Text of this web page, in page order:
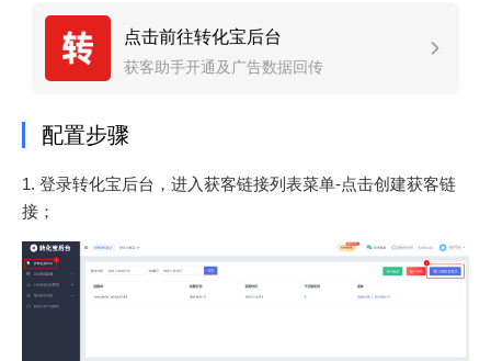
点击前往转化宝后台
获客助手开通及广告数据回传
配置步骤
1. 登录转化宝后台，进入获客链接列表菜单-点击创建获客链
接；